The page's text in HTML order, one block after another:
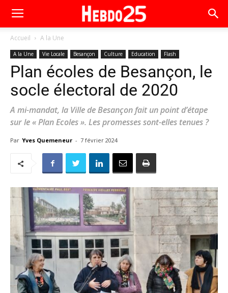
Accueil A la Une
A la Une Vie Locale Besançon Culture Education Flash
Plan écoles de Besançon, le
socle électoral de 2020
A mi-mandat, la Ville de Besançon fait un point d’étape
sur le « Plan Ecoles ». Les promesses sont-elles tenues ?
Par Yves Quemeneur - 7 février 2024